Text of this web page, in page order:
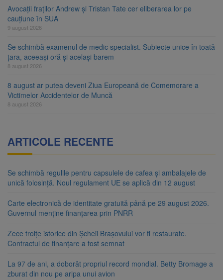
Avocații fraților Andrew și Tristan Tate cer eliberarea lor pe
cauțiune în SUA
9 august 2026
Se schimbă examenul de medic specialist. Subiecte unice în toată
țara, aceeași oră și același barem
8 august 2026
8 august ar putea deveni Ziua Europeană de Comemorare a
Victimelor Accidentelor de Muncă
8 august 2026
ARTICOLE RECENTE
Se schimbă regulile pentru capsulele de cafea și ambalajele de
unică folosință. Noul regulament UE se aplică din 12 august
Carte electronică de identitate gratuită până pe 29 august 2026.
Guvernul menține finanțarea prin PNRR
Zece troițe istorice din Șcheii Brașovului vor fi restaurate.
Contractul de finanțare a fost semnat
La 97 de ani, a doborât propriul record mondial. Betty Bromage a
zburat din nou pe aripa unui avion